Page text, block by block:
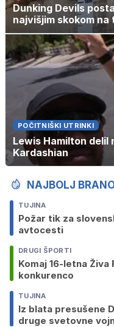
Dunking Devils
najvišjim skokom na
POČITNIŠKI UTRINKI
Lewis Hamilton
Kardashian
NAJBOLJ
TUJINA
Požar tik za
avtocesti
DRUGI ŠPORTI
Komaj 16-letna
konkurenco
TUJINA
Iz blata presušene
druge svetovne